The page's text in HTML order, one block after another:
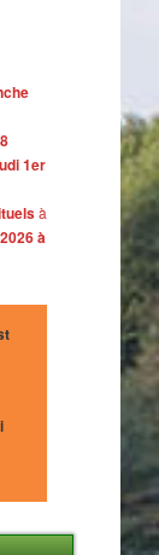
1er
à
à